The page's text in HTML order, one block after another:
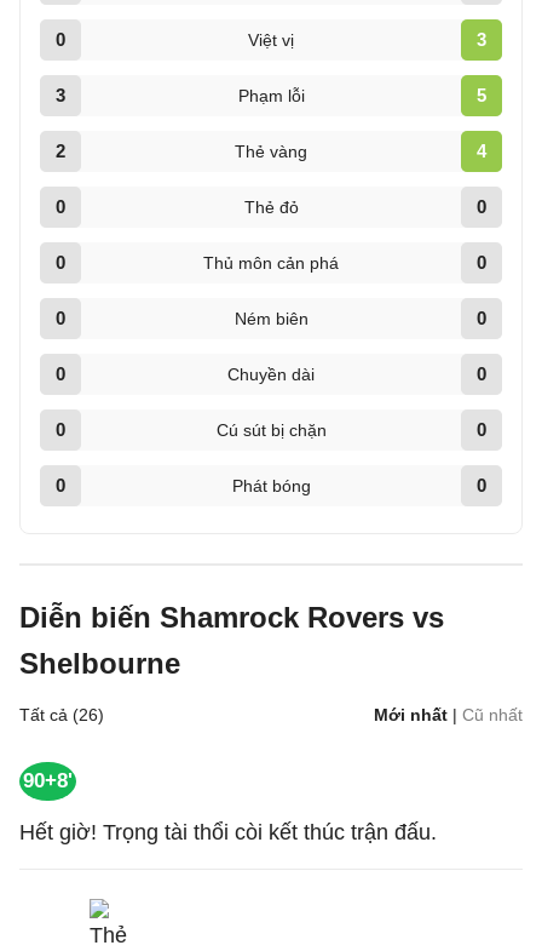
0 Việt vị 3
3 Phạm lỗi 5
2 Thẻ vàng 4
0 Thẻ đỏ 0
0 Thủ môn cản phá 0
0 Ném biên 0
0 Chuyền dài 0
0 Cú sút bị chặn 0
0 Phát bóng 0
Diễn biến Shamrock Rovers vs
Shelbourne
Tất cả (26) Mới nhất | Cũ nhất
90+8'
Hết giờ! Trọng tài thổi còi kết thúc trận đấu.